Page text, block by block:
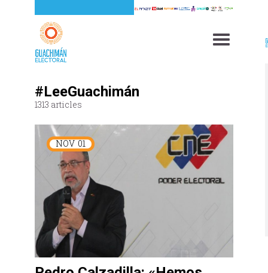
#LeeGuachimán
1313 articles
NOV 01